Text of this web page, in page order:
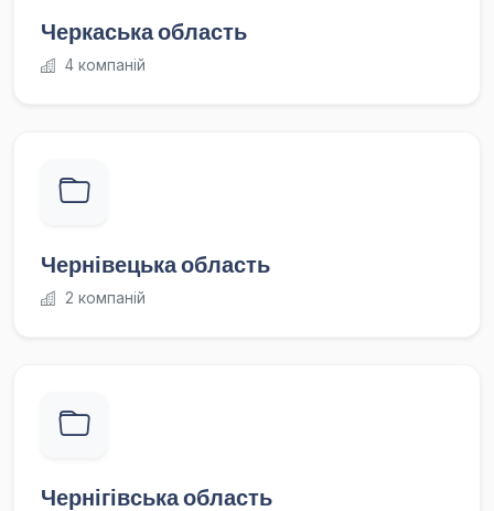
Черкаська область
4 компаній
Чернівецька область
2 компаній
Чернігівська область